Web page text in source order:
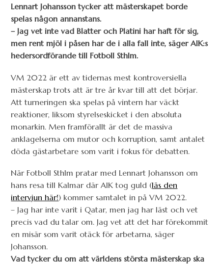
Lennart Johansson tycker att mästerskapet borde
spelas någon annanstans.
– Jag vet inte vad Blatter och Platini har haft för sig,
men rent mjöl i påsen har de i alla fall inte, säger AIK:s
hedersordförande till Fotboll Sthlm.
VM 2022 är ett av tidernas mest kontroversiella
mästerskap trots att är tre år kvar till att det börjar.
Att turneringen ska spelas på vintern har väckt
reaktioner, liksom styrelseskicket i den absoluta
monarkin. Men framförallt är det de massiva
anklagelserna om mutor och korruption, samt antalet
döda gästarbetare som varit i fokus för debatten.
När Fotboll Sthlm pratar med Lennart Johansson om
hans resa till Kalmar där AIK tog guld (läs den
intervjun här!) kommer samtalet in på VM 2022.
– Jag har inte varit i Qatar, men jag har läst och vet
precis vad du talar om. Jag vet att det har förekommit
en misär som varit otäck för arbetarna, säger
Johansson.
Vad tycker du om att världens största mästerskap ska